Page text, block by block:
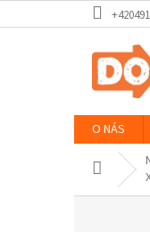
na
O NÁS
Domů